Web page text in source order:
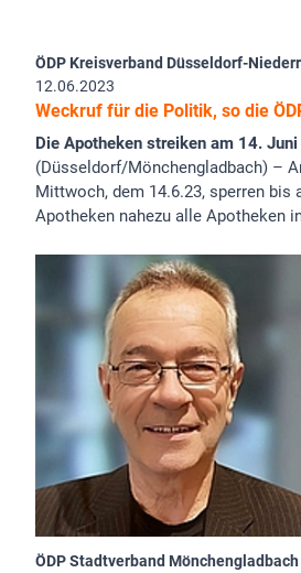
ÖDP Kreisverband Düsseldorf-
12.06.2023
Weckruf für die Politik, so die
Die Apotheken streiken am 14.
(Düsseldorf/Mönchengladbach) –
Mittwoch, dem 14.6.23, sperren bis
Apotheken nahezu alle Apotheken
ÖDP Stadtverband Mönchengladbach